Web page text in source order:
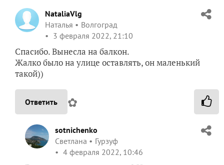
NataliaVlg
Наталья
Волгоград
3 февраля 2022, 21:10
Спасибо. Вынесла на балкон.
Жалко было на улице оставлять, он маленький
такой))
Ответить ✿
sotnichenko
Светлана
Гурзуф
4 февраля 2022, 10:46